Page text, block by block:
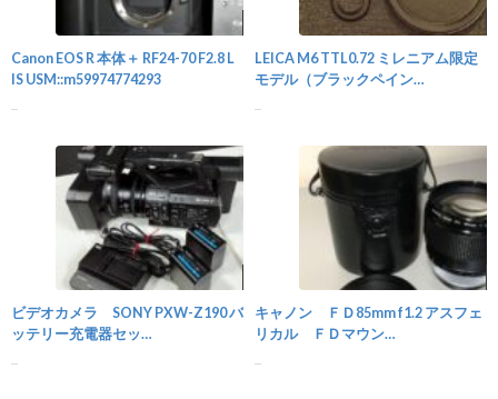
Canon EOS R 本体＋ RF24-70 F2.8 L
IS USM::m59974774293
LEICA M6 TTL0.72 ミレニアム限定
モデル（ブラックペイン
ビデオカメラ SONY PXW-Z190 バ
ッテリー充電器セッ
キャノン ＦＤ85mm f1.2 アスフェ
リカル ＦＤマウン